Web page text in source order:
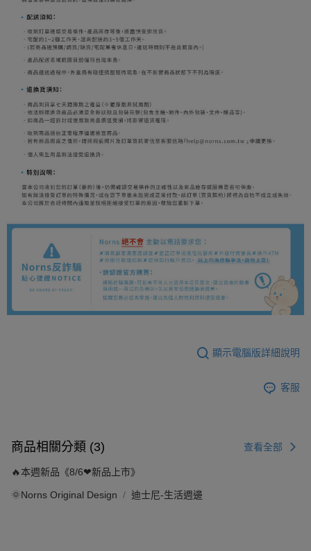
顯示電腦版詳細說明
客服
商品相關分類 (3) 查看全部
🔥本週新品《8/6❤新品上市》
🌞Norns Original Design 迪士尼-生活週邊